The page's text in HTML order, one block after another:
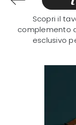
Scopri il
complemento
esclusivo